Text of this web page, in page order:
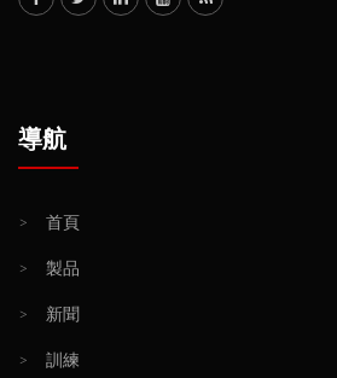
導航
> 首頁
> 製品
> 新聞
> 訓練